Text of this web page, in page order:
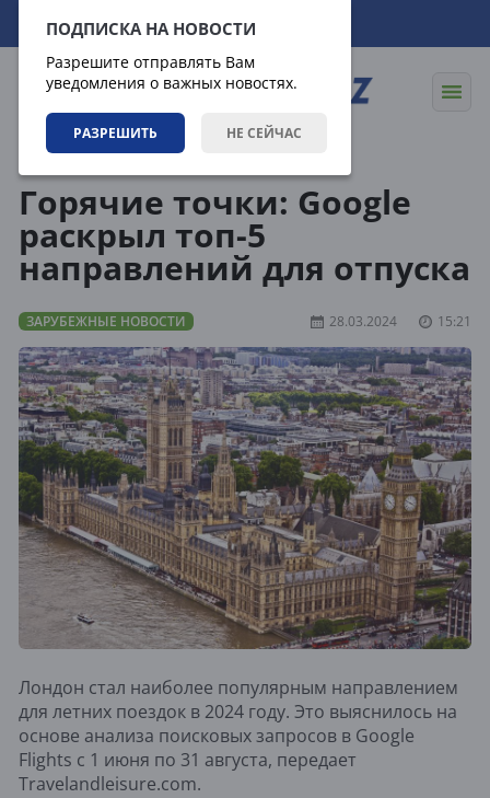
ПОДПИСКА НА НОВОСТИ
Разрешите отправлять Вам
уведомления о важных новостях.
РАЗРЕШИТЬ НЕ СЕЙЧАС
08.08.2026 08:01:37
Горячие точки: Google
раскрыл топ-5
направлений для отпуска
ЗАРУБЕЖНЫЕ НОВОСТИ 28.03.2024 15:21
Лондон стал наиболее популярным направлением
для летних поездок в 2024 году. Это выяснилось на
основе анализа поисковых запросов в Google
Flights с 1 июня по 31 августа, передает
Travelandleisure.com.